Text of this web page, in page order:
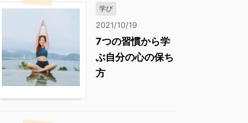
学び
2021/10/19
7つの習慣から学
ぶ自分の心の保ち
方